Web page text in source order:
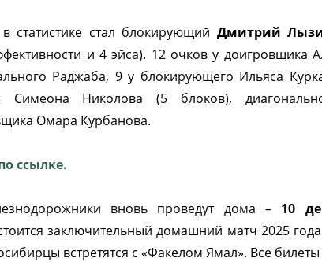
статистике стал блокирующий Дмитрий
и 4 эйса). 12 очков у доигровщика
Раджаба, 9 у блокирующего Ильяса
Симеона Николова (5 блоков),
Омара Курбанова.
ссылке.
вновь проведут дома – 10
заключительный домашний матч 2025
встретятся с «Факелом Ямал». Все